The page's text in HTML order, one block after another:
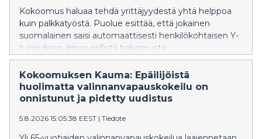
Kokoomus haluaa tehdä yrittäjyydestä yhtä helppoa
kuin palkkatyöstä. Puolue esittää, että jokainen
suomalainen saisi automaattisesti henkilökohtaisen Y-
tunnuksen ilman erillistä hakemusta.
Kokoomuksen Kauma: Epäilijöistä
huolimatta valinnanvapauskokeilu on
onnistunut ja pidetty uudistus
5.8.2026 15:05:38 EEST | Tiedote